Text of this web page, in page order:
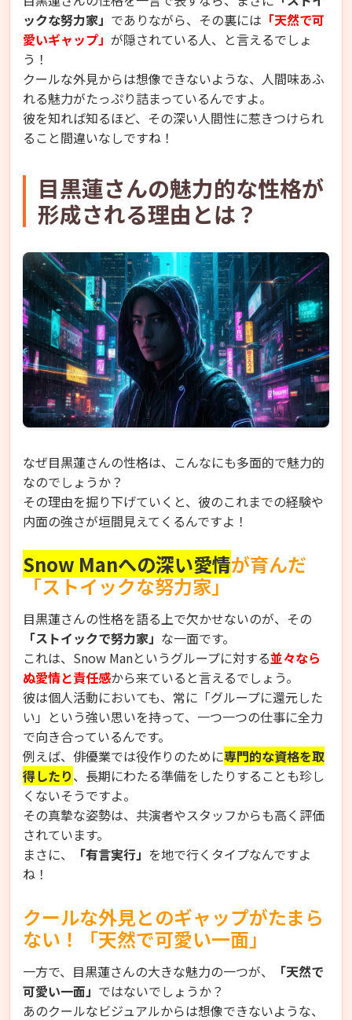
ックな努力家」 でありながら、その裏には 「天然で可
愛いギャップ」 が隠されている人、と言えるでしょ
う！
クールな外見からは想像できないような、人間味あふ
れる魅力がたっぷり詰まっているんですよ。
彼を知れば知るほど、その深い人間性に惹きつけられ
ること間違いなしですね！
目黒蓮さんの魅力的な性格が
形成される理由とは？
なぜ目黒蓮さんの性格は、こんなにも多面的で魅力的
なのでしょうか？
その理由を掘り下げていくと、彼のこれまでの経験や
内面の強さが垣間見えてくるんですよ！
Snow Manへの深い愛情が育んだ
「ストイックな努力家」
目黒蓮さんの性格を語る上で欠かせないのが、その
「ストイックで努力家」 な一面です。
これは、Snow Manというグループに対する並々なら
ぬ愛情と責任感から来ていると言えるでしょう。
彼は個人活動においても、常に「グループに還元した
い」という強い思いを持って、一つ一つの仕事に全力
で向き合っているんです。
例えば、俳優業では役作りのために専門的な資格を取
得したり、長期にわたる準備をしたりすることも珍し
くないそうですよ。
その真摯な姿勢は、共演者やスタッフからも高く評価
されています。
まさに、
「有言実行」 を地で行くタイプなんですよ
ね！
クールな外見とのギャップがたまら
ない！「天然で可愛い一面」
一方で、目黒蓮さんの大きな魅力の一つが、
「天然で
可愛い一面」 ではないでしょうか？
あのクールなビジュアルからは想像できないような、